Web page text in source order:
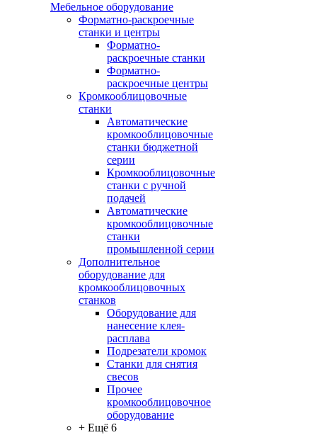
Мебельное оборудование
Форматно-раскроечные
станки и центры
Форматно-
раскроечные станки
Форматно-
раскроечные центры
Кромкооблицовочные
станки
Автоматические
кромкооблицовочные
станки бюджетной
серии
Кромкооблицовочные
станки с ручной
подачей
Автоматические
кромкооблицовочные
станки
промышленной серии
Дополнительное
оборудование для
кромкооблицовочных
станков
Оборудование для
нанесение клея-
расплава
Подрезатели кромок
Станки для снятия
свесов
Прочее
кромкооблицовочное
оборудование
+ Ещё 6